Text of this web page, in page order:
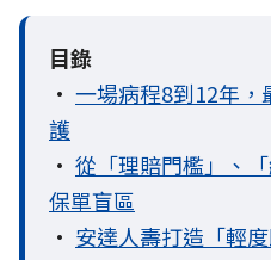
目錄
• 一場病程8到12年，
護
• 從「理賠門檻」、
保單盲區
• 安達人壽打造「輕